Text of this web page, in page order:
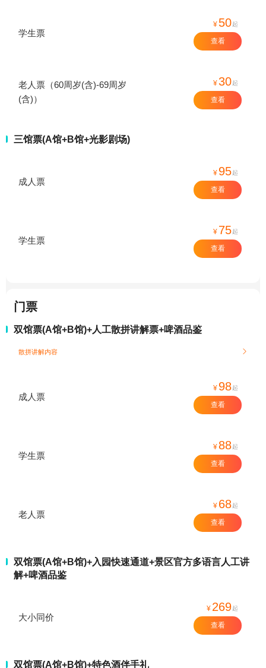
学生票
¥ 50起
查看
老人票（60周岁(含)-69周岁
(含)）
¥30起
查看
三馆票(A馆+B馆+光影剧场)
成人票
¥ 95起
查看
学生票
¥ 75起
查看
门票
双馆票(A馆+B馆)+人工散拼讲解票+啤酒品鉴
散拼讲解内容 
成人票
¥ 98起
查看
学生票
¥ 88起
查看
老人票
¥ 68起
查看
双馆票(A馆+B馆)+入园快速通道+景区官方多语言人工讲
解+啤酒品鉴
大小同价
¥ 269起
查看
双馆票(A馆+B馆)+特色酒伴手礼